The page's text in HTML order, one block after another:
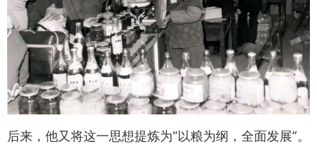
后来，他又将这一思想提炼为“以粮为纲，全面发展”。